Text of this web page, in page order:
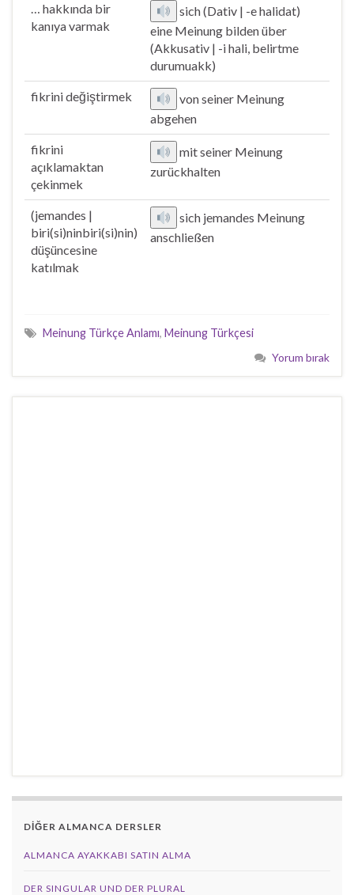
… hakkında bir
kanıya varmak
sich (Dativ | -e halidat)
eine Meinung bilden über
(Akkusativ | -i hali, belirtme
durumuakk)
fikrini değiştirmek
von seiner Meinung
abgehen
fikrini
açıklamaktan
çekinmek
mit seiner Meinung
zurückhalten
(jemandes |
biri(si)ninbiri(si)nin)
düşüncesine
katılmak
sich jemandes Meinung
anschließen
Meinung Türkçe Anlamı, Meinung Türkçesi
Yorum bırak
DİĞER ALMANCA DERSLER
ALMANCA AYAKKABI SATIN ALMA
DER SINGULAR UND DER PLURAL